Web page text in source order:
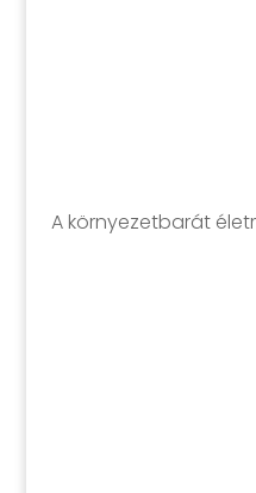
A környezetbarát